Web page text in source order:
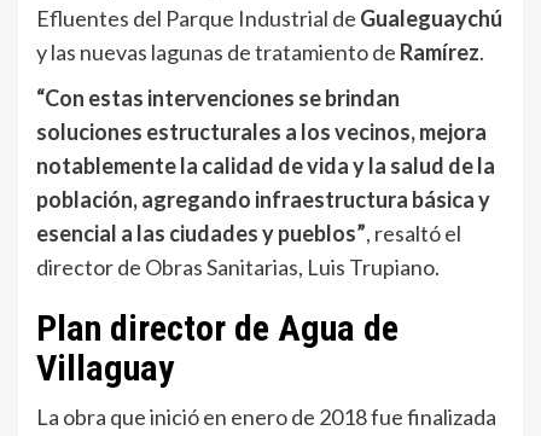
Efluentes del Parque Industrial de Gualeguaychú
y las nuevas lagunas de tratamiento de Ramírez.
“Con estas intervenciones se brindan
soluciones estructurales a los vecinos, mejora
notablemente la calidad de vida y la salud de la
población, agregando infraestructura básica y
esencial a las ciudades y pueblos”, resaltó el
director de Obras Sanitarias, Luis Trupiano.
Plan director de Agua de
Villaguay
La obra que inició en enero de 2018 fue finalizada